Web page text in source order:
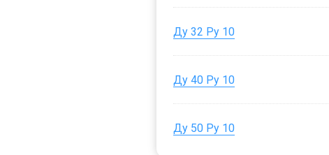
Ду 32 Ру 10
Ду 40 Ру 10
Ду 50 Ру 10